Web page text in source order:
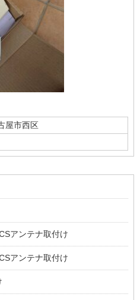
屋市西区
アンテナ取付け
アンテナ取付け